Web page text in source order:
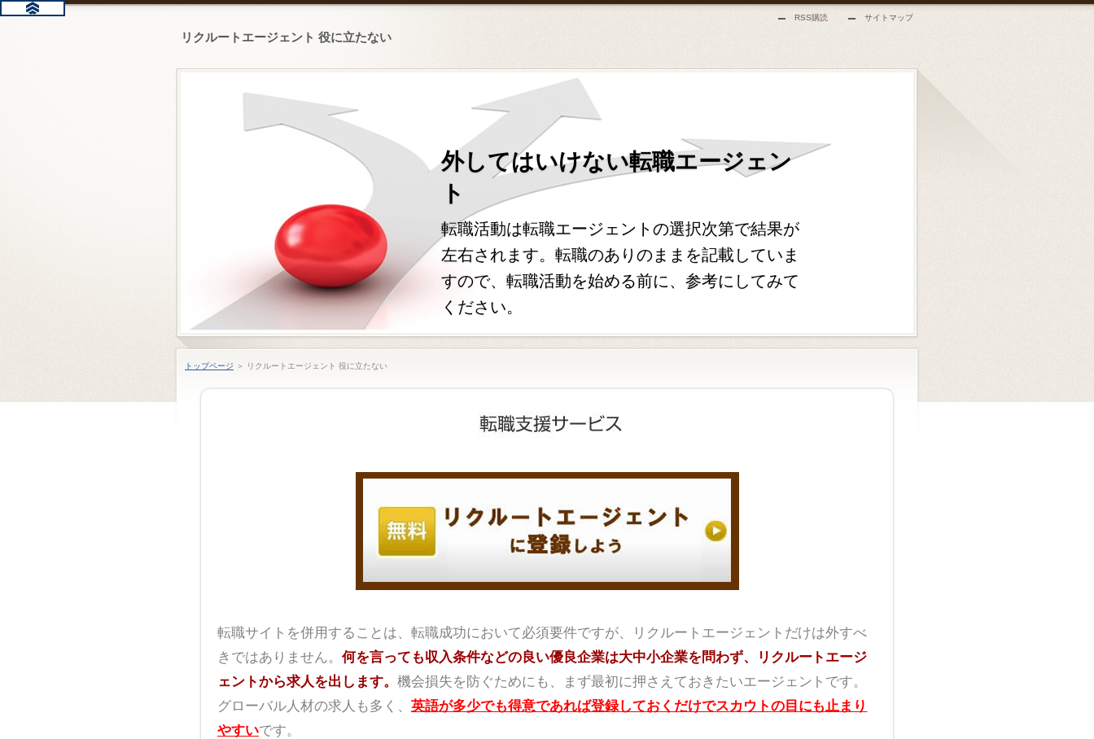
リクルートエージェント 役に立たない
RSS購読 サイトマップ
外してはいけない転職エージェン
ト
転職活動は転職エージェントの選択次第で結果が
左右されます。転職のありのままを記載していま
すので、転職活動を始める前に、参考にしてみて
ください。
トップページ ＞ リクルートエージェント 役に立たない
転職サイトを併用することは、転職成功において必須要件ですが、リクルートエージェントだけは外すべ
きではありません。 何を言っても収入条件などの良い優良企業は大中小企業を問わず、リクルートエージ
ェントから求人を出します。 機会損失を防ぐためにも、まず最初に押さえておきたいエージェントです。
グローバル人材の求人も多く、 英語が多少でも得意であれば登録しておくだけでスカウトの目にも止まり
やすいです。